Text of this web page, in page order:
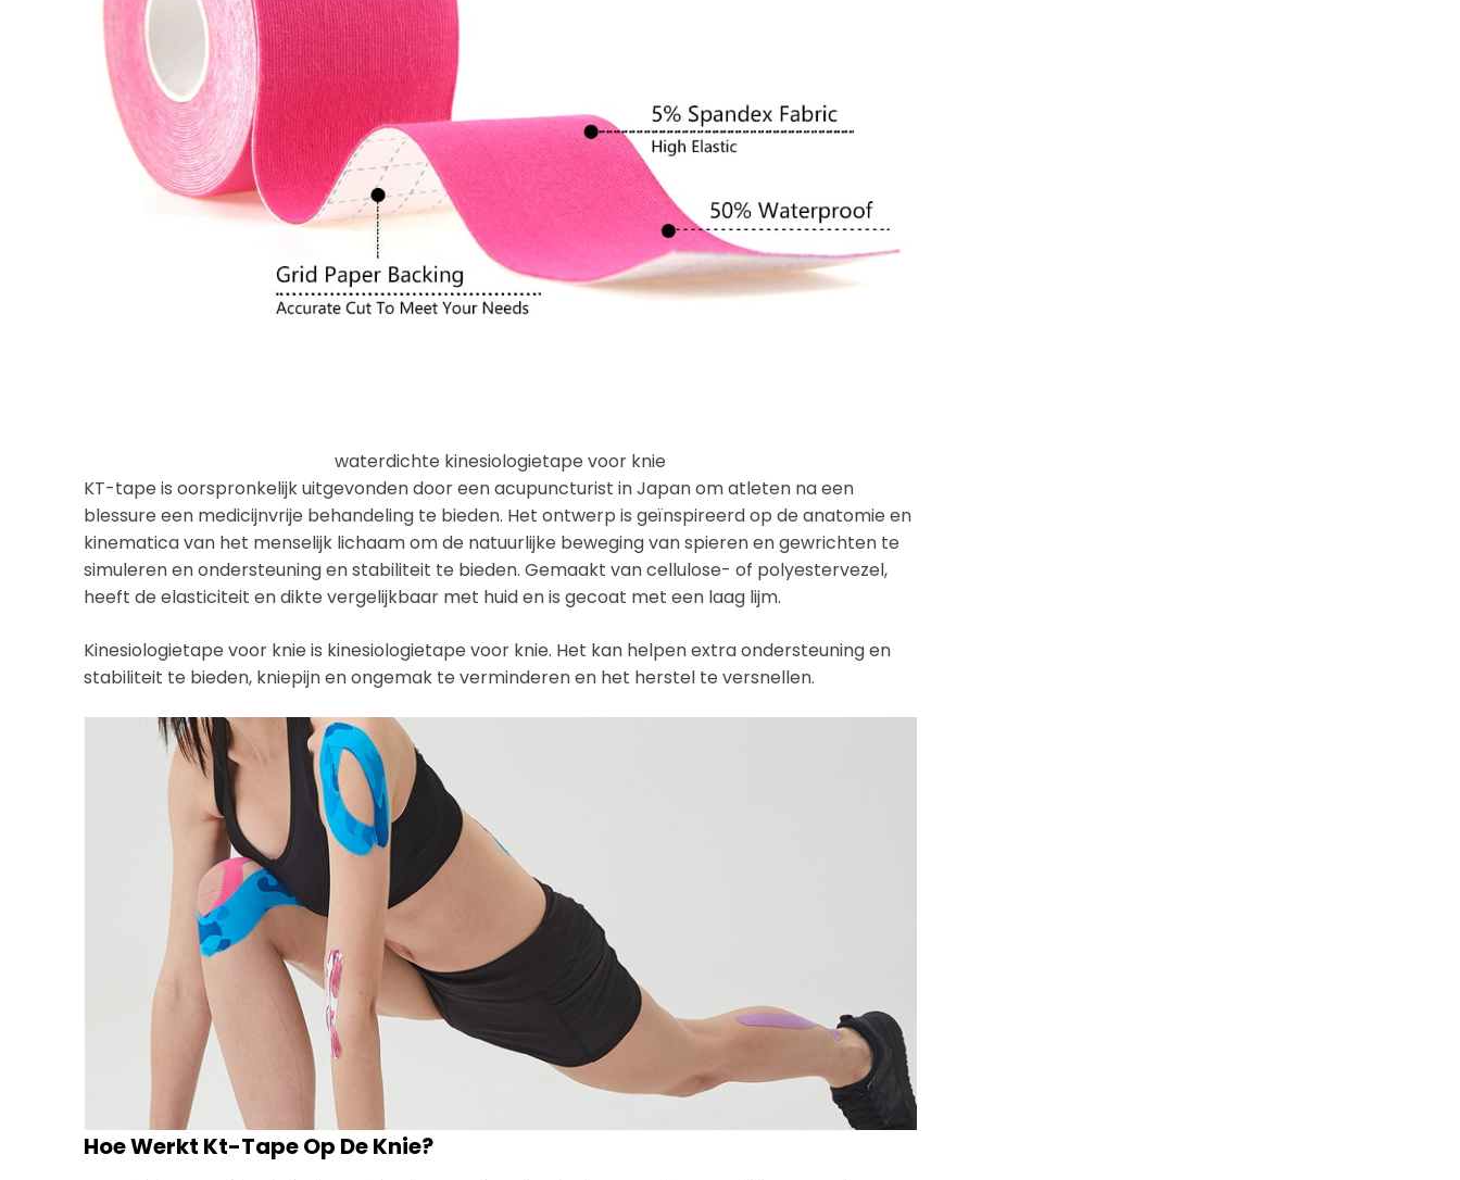
waterdichte kinesiologietape voor knie
KT-tape is oorspronkelijk uitgevonden door een acupuncturist in Japan om atleten na een
blessure een medicijnvrije behandeling te bieden. Het ontwerp is geïnspireerd op de anatomie en
kinematica van het menselijk lichaam om de natuurlijke beweging van spieren en gewrichten te
simuleren en ondersteuning en stabiliteit te bieden. Gemaakt van cellulose- of polyestervezel,
heeft de elasticiteit en dikte vergelijkbaar met huid en is gecoat met een laag lijm.
Kinesiologietape voor knie is kinesiologietape voor knie. Het kan helpen extra ondersteuning en
stabiliteit te bieden, kniepijn en ongemak te verminderen en het herstel te versnellen.
Hoe Werkt Kt-Tape Op De Knie?